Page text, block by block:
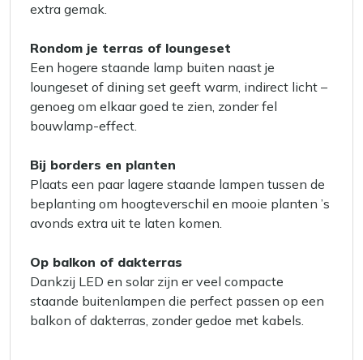
extra gemak.
Rondom je terras of loungeset
Een hogere staande lamp buiten naast je
loungeset of dining set geeft warm, indirect licht –
genoeg om elkaar goed te zien, zonder fel
bouwlamp-effect.
Bij borders en planten
Plaats een paar lagere staande lampen tussen de
beplanting om hoogteverschil en mooie planten ’s
avonds extra uit te laten komen.
Op balkon of dakterras
Dankzij LED en solar zijn er veel compacte
staande buitenlampen die perfect passen op een
balkon of dakterras, zonder gedoe met kabels.